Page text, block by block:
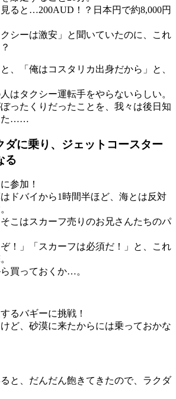
ると…200AUD！？日本円で約8,000円
シーは激安」と聞いていたのに、これ
、「俺はコスタリカ出身だから」と、
はタクシー運転手をやらないらしい。
ったくりだったことを、我々は後日知
た……
ダに乗り、ジェットコースター
る
参加！
ドバイから1時間半ほど、海とは反対
こはスカーフ売りのお兄さんたちのパ
ぞ！」「スカーフは必須だ！」と、これ
買っておくか…。
るバギーに挑戦！
ど、砂漠に来たからには乗っておかな
と、だんだん飽きてきたので、ラクダ